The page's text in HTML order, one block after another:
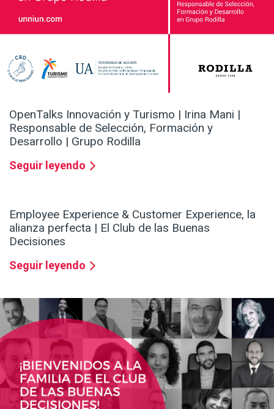
OpenTalks Innovación y Turismo | Irina Mani |
Responsable de Selección, Formación y
Desarrollo | Grupo Rodilla
Seguir leyendo
Employee Experience & Customer Experience, la
alianza perfecta | El Club de las Buenas
Decisiones
Seguir leyendo